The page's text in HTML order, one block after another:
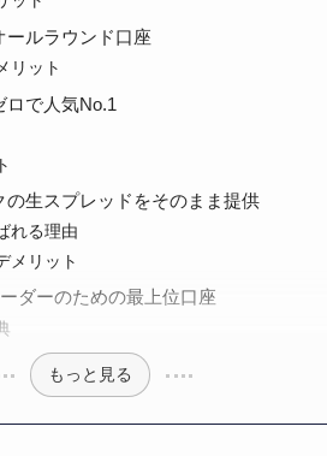
ールラウンド口座
リット
ロで人気No.1
生スプレッドをそのまま提供
れる理由
メリット
ダーのための最上位口座
もっと見る